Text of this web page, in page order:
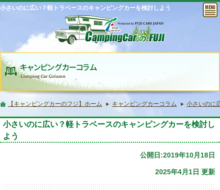
小さいのに広い？軽トラベースのキャンピングカーを検討しよう
【キャンピングカーのフジ】ホーム キャンピングカーコラム 小さいのに
小さいのに広い？軽トラベースのキャンピングカーを検討し
よう
公開日:2019年10月18日
2025年4月1日 更新